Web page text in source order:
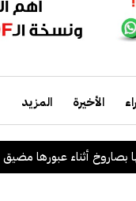
الأخيرة المزيد
عبورها مضيق هرمز .